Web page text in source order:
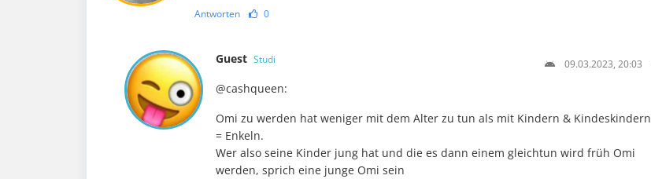
Antworten 0
Guest Studi 09.03.2023, 20:03
@cashqueen:
Omi zu werden hat weniger mit dem Alter zu tun als mit Kindern & Kindeskindern
= Enkeln.
Wer also seine Kinder jung hat und die es dann einem gleichtun wird früh Omi
werden, sprich eine junge Omi sein